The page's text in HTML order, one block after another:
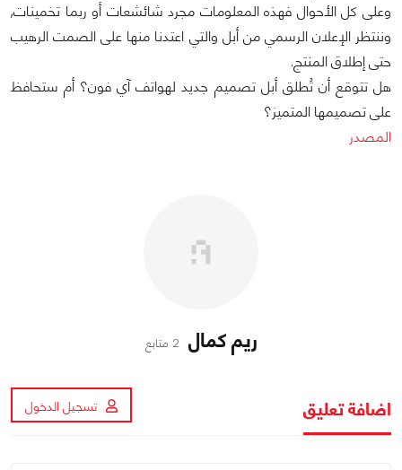
وعلى كل الأحوال فهذه المعلومات مجرد شائشعات أو ربما تخمينات,
وننتظر الإعلان الرسمي من أبل والتي اعتدنا منها على الصمت الرهيب
حتى إطلاق المنتج.
هل تتوقع أن تُطلق أبل تصميم جديد لهواتف آي فون؟ أم ستحافظ
على تصميمها المتميز؟
المصدر
ريم كمال 2 متابع
اضافة تعليق تسجيل الدخول